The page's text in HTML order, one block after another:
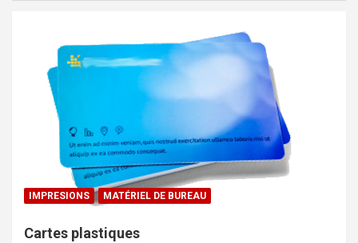
IMPRESIONS MATÉRIEL DE BUREAU
Cartes plastiques